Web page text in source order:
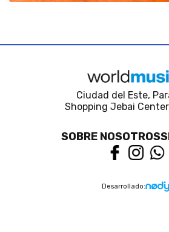
Ciudad del Este,
Shopping Jebai
SOBRE NOSOTROS
Desarrollado: